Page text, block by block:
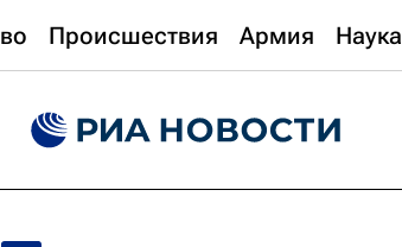
Происшествия Армия Наука